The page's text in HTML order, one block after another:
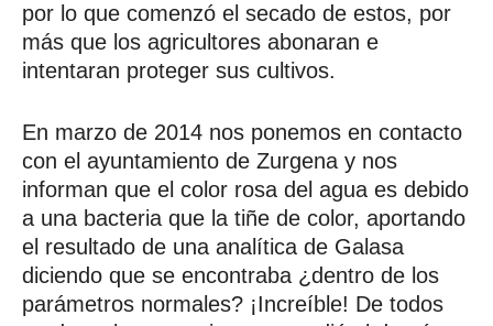
por lo que comenzó el secado de estos, por
más que los agricultores abonaran e
intentaran proteger sus cultivos.
En marzo de 2014 nos ponemos en contacto
con el ayuntamiento de Zurgena y nos
informan que el color rosa del agua es debido
a una bacteria que la tiñe de color, aportando
el resultado de una analítica de Galasa
diciendo que se encontraba ¿dentro de los
parámetros normales? ¡Increíble! De todos